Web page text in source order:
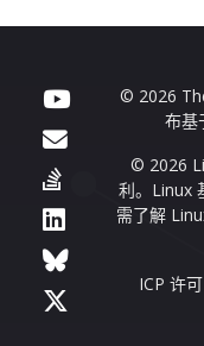
© 2026
布
© 2026
利。Linux
需了解
ICP 许